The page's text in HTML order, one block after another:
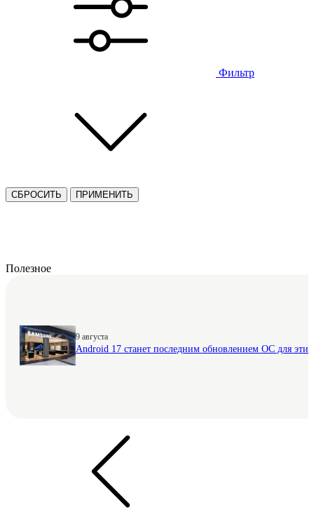
Фильтр
СБРОСИТЬ ПРИМЕНИТЬ
Полезное
9 августа
Android 17 станет последним обновлением ОС для этих